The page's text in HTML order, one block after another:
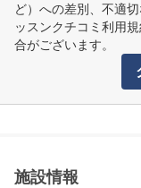
ど）への差別、不適
ッスンクチコミ利用
合がございます。
施設情報